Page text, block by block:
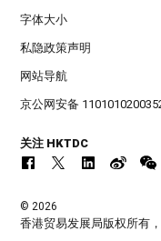
字体大小
私隐政策声明
网站导航
京公网安备
关注 HKTDC
© 2026
香港贸易发展局版权所有